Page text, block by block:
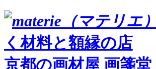
く材料と額縁の店
京都の画材屋 画箋堂